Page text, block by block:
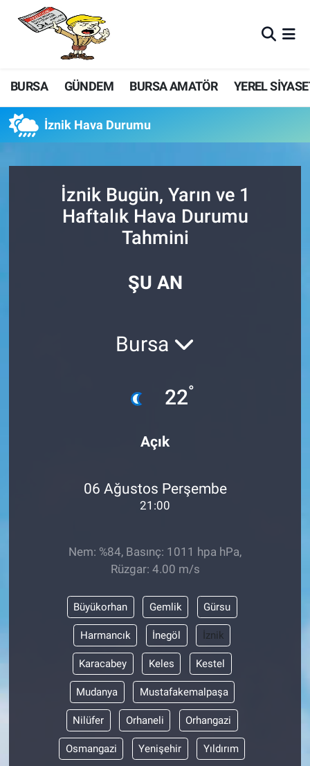
BURSA GÜNDEM BURSA AMATÖR YEREL
İznik Hava Durumu
İznik Bugün, Yarın ve 1
Haftalık Hava Durumu
Tahmini
ŞU AN
Bursa
22°
Açık
06 Ağustos Perşembe
21:00
Nem: %84, Basınç: 1011 hpa hPa,
Rüzgar: 4.00 m/s
Büyükorhan Gemlik Gürsu
Harmancık İnegöl İznik
Karacabey Keles Kestel
Mudanya Mustafakemalpaşa
Nilüfer Orhaneli Orhangazi
Osmangazi Yenişehir Yıldırım